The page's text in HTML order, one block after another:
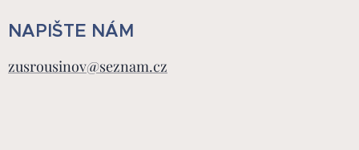
NAPIŠTE NÁM
zusrousinov@seznam.cz